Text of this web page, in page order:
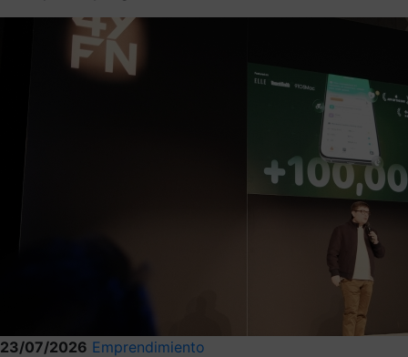
23/07/2026 Emprendimiento